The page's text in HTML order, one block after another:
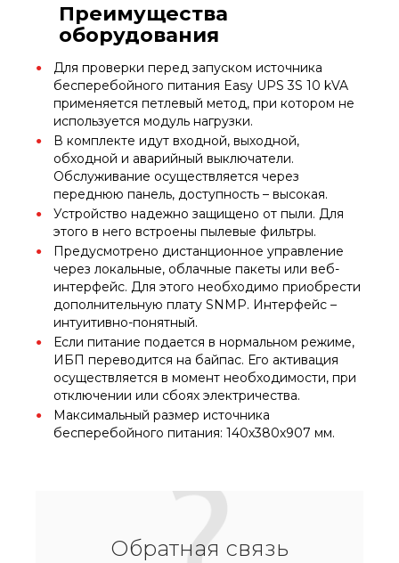
Преимущества
оборудования
Для проверки перед запуском источника
бесперебойного питания Easy UPS 3S 10 kVA
применяется петлевый метод, при котором не
используется модуль нагрузки.
В комплекте идут входной, выходной,
обходной и аварийный выключатели.
Обслуживание осуществляется через
переднюю панель, доступность – высокая.
Устройство надежно защищено от пыли. Для
этого в него встроены пылевые фильтры.
Предусмотрено дистанционное управление
через локальные, облачные пакеты или веб-
интерфейс. Для этого необходимо приобрести
дополнительную плату SNMP. Интерфейс –
интуитивно-понятный.
Если питание подается в нормальном режиме,
ИБП переводится на байпас. Его активация
осуществляется в момент необходимости, при
отключении или сбоях электричества.
Максимальный размер источника
бесперебойного питания: 140х380х907 мм.
Обратная связь